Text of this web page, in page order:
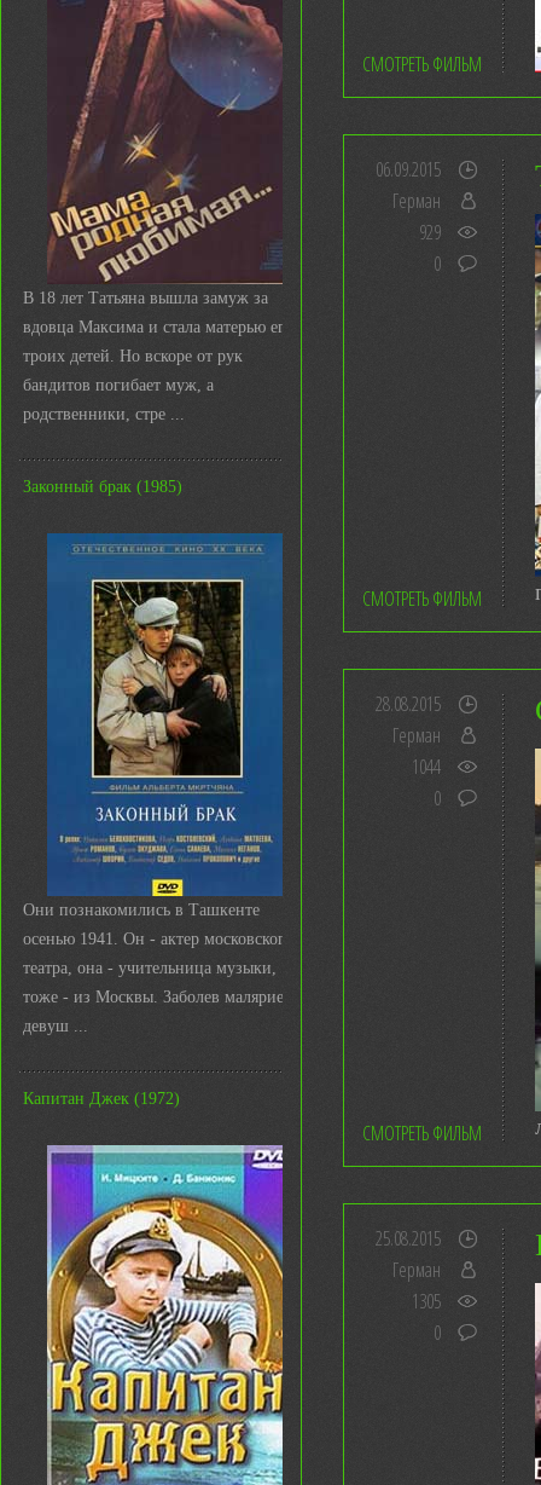
В 18 лет Татьяна вышла замуж за
вдовца Максима и стала матерью его
троих детей. Но вскоре от рук
бандитов погибает муж, а
родственники, стре ...
Законный брак (1985)
Они познакомились в Ташкенте
осенью 1941. Он - актер московского
театра, она - учительница музыки,
тоже - из Москвы. Заболев малярией,
девуш ...
Капитан Джек (1972)
СМОТРЕТЬ ФИЛЬМ
06.09.2015
Герман
929
0
СМОТРЕТЬ ФИЛЬМ
28.08.2015
Герман
1044
0
СМОТРЕТЬ ФИЛЬМ
25.08.2015
Герман
1305
0